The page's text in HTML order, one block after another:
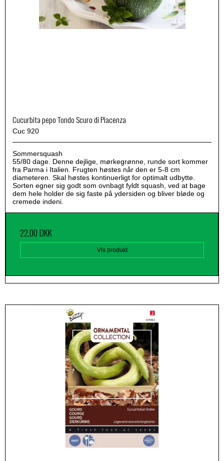
Cucurbita pepo Tondo Scuro di Piacenza
Cuc 920
Sommersquash
55/80 dage. Denne dejlige, mørkegrønne, runde sort kommer
fra Parma i Italien. Frugten høstes når den er 5-8 cm
diameteren. Skal høstes kontinuerligt for optimalt udbytte.
Sorten egner sig godt som ovnbagt fyldt squash, ved at bage
dem hele holder de sig faste på ydersiden og bliver bløde og
cremede indeni.
22,00 DKK
Vis produkt